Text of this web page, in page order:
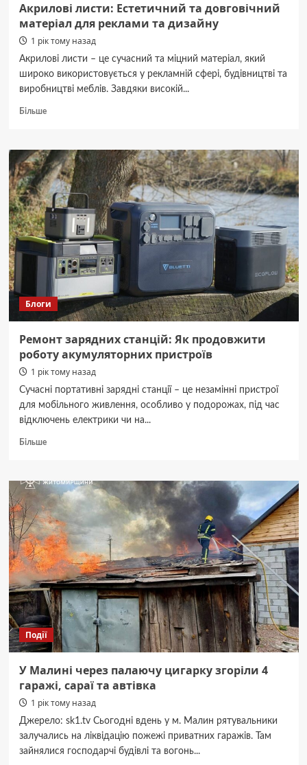
Акрилові листи: Естетичний та довговічний
матеріал для реклами та дизайну
1 рік тому назад
Акрилові листи – це сучасний та міцний матеріал, який
широко використовується у рекламній сфері, будівництві та
виробництві меблів. Завдяки високій...
БільшеДокладніше
листи:
Естетичний
та
довговічний
матеріал
для
реклами
та
дизайну
Блоги
Ремонт зарядних станцій: Як продовжити
роботу акумуляторних пристроїв
1 рік тому назад
Сучасні портативні зарядні станції – це незамінні пристрої
для мобільного живлення, особливо у подорожах, під час
відключень електрики чи на...
БільшеДокладніше
зарядних
станцій:
Як
продовжити
роботу
акумуляторних
пристроїв
Події
У Малині через палаючу цигарку згоріли 4
гаражі, сараї та автівка
1 рік тому назад
Джерело: sk1.tv Сьогодні вдень у м. Малин рятувальники
залучались на ліквідацію пожежі приватних гаражів. Там
зайнялися господарчі будівлі та вогонь...